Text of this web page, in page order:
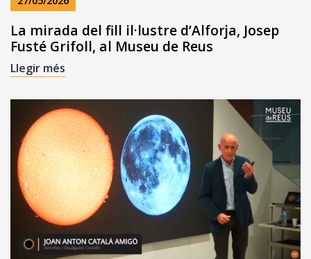
La mirada del fill il·lustre d’Alforja, Josep
Fusté Grifoll, al Museu de Reus
Llegir més